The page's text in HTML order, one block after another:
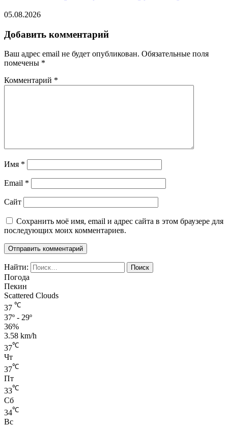
05.08.2026
Добавить комментарий
Ваш адрес email не будет опубликован. Обязательные поля
помечены *
Комментарий *
Имя *
Email *
Сайт
Сохранить моё имя, email и адрес сайта в этом браузере для
последующих моих комментариев.
Найти:
Погода
Пекин
Scattered Clouds
37 ℃
37º - 29º
36%
3.58 km/h
37℃
Чт
37℃
Пт
33℃
Сб
34℃
Вс